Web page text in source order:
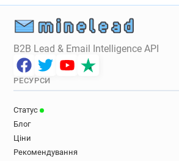
B2B Lead & Email Intelligence API
РЕСУРСИ
Статус
Блог
Ціни
Рекомендування